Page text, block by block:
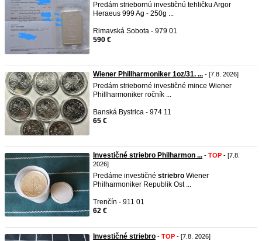
Predám striebornú investičnú tehličku Argor
Heraeus 999 Ag - 250g ...
Rimavská Sobota - 979 01
590 €
Wiener Phillharmoniker 1oz/31. ... - [7.8. 2026]
Predám strieborné investičné mince Wiener
Phillharmoniker ročník ...
Banská Bystrica - 974 11
65 €
Investičné striebro Philharmon ... - TOP - [7.8.
2026]
Predáme investičné striebro Wiener
Philharmoniker Republik Ost ...
Trenčín - 911 01
62 €
Investičné striebro - TOP - [7.8. 2026]